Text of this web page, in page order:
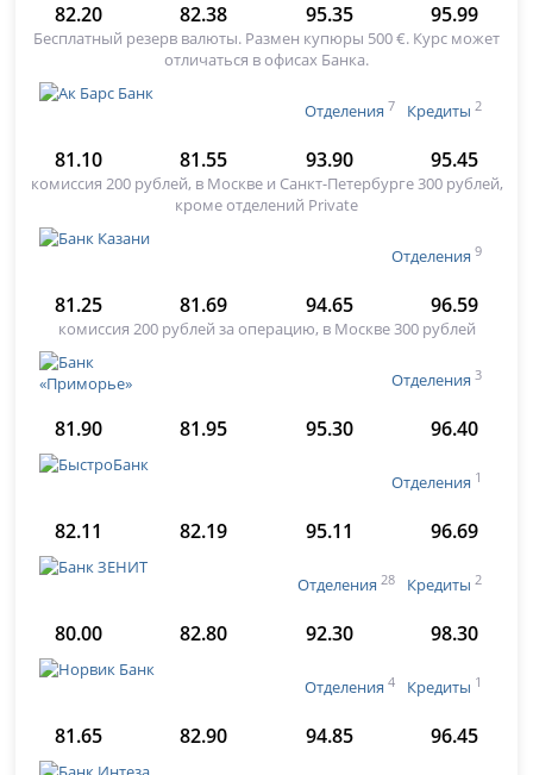
82.20 82.38 95.35 95.99
Бесплатный резерв валюты. Размен купюры 500 €. Курс может
отличаться в офисах Банка.
Отделения 7 Кредиты 2
81.10 81.55 93.90 95.45
комиссия 200 рублей, в Москве и Санкт-Петербурге 300 рублей,
кроме отделений Private
Отделения 9
81.25 81.69 94.65 96.59
комиссия 200 рублей за операцию, в Москве 300 рублей
Отделения 3
81.90 81.95 95.30 96.40
Отделения 1
82.11 82.19 95.11 96.69
Отделения 28 Кредиты 2
80.00 82.80 92.30 98.30
Отделения 4 Кредиты 1
81.65 82.90 94.85 96.45